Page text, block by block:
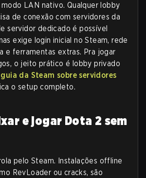
LAN nativo. Qualquer lobby
de conexão com servidores da
servidor dedicado é possível
exige login inicial no Steam, rede
e ferramentas extras. Pra jogar
o jeito prático é lobby privado
guia da Steam sobre servidores
o setup completo.
e jogar Dota 2 sem
pelo Steam. Instalações offline
RevLoader ou cracks, são